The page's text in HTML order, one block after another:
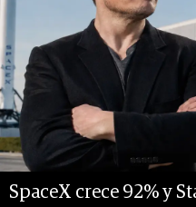
SpaceX crece 92% y